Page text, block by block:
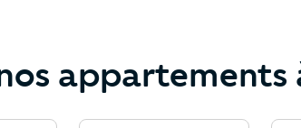
appartements